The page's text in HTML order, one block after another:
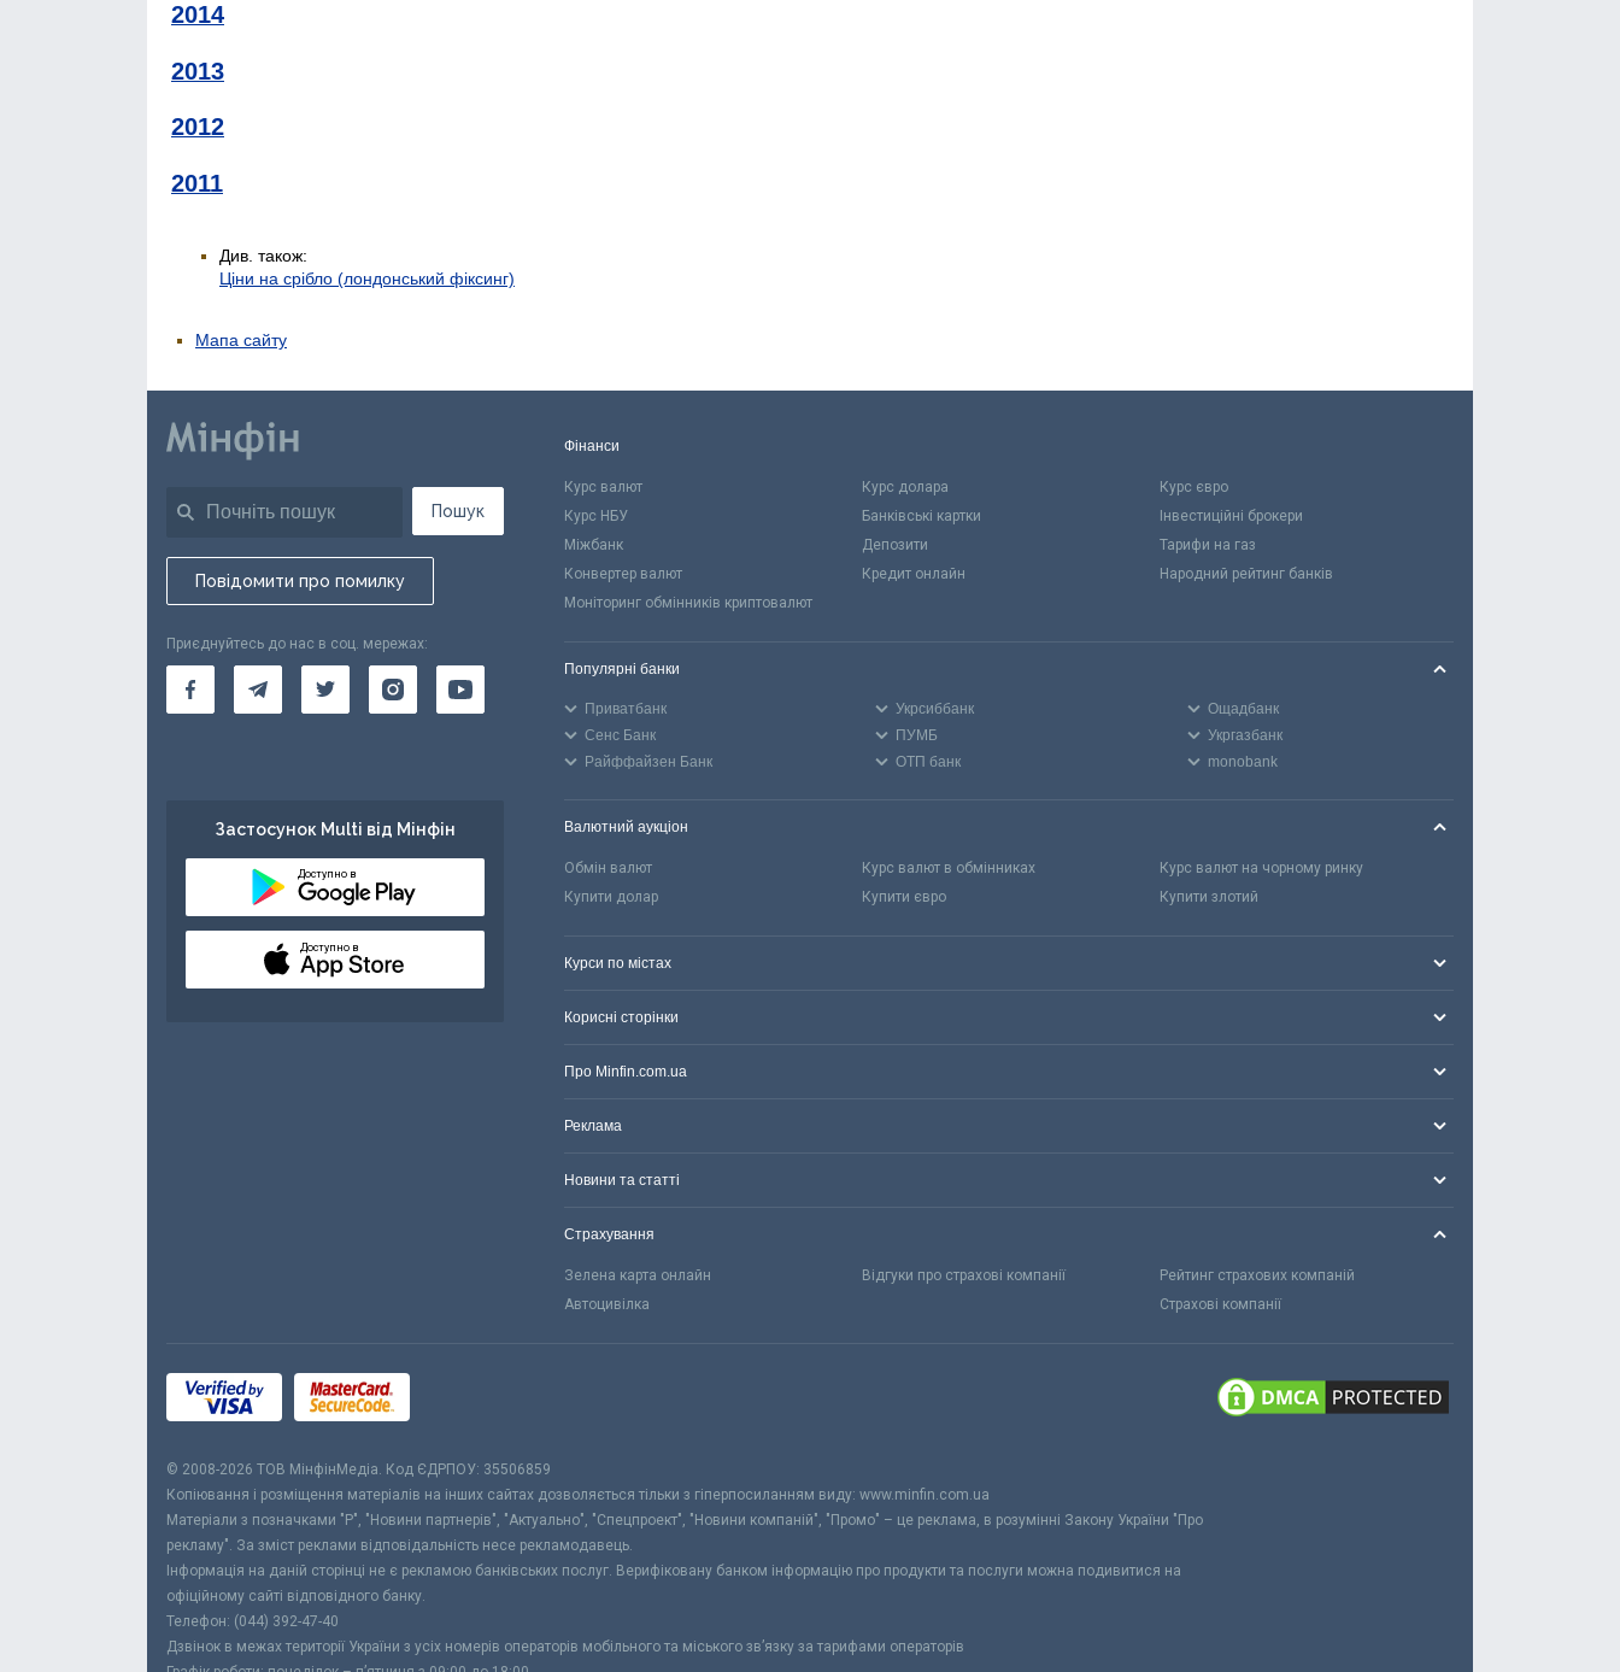
2014
2013
2012
2011
Див. також:
Ціни на срібло (лондонський фіксинг)
Мапа сайту
Пошук
Повідомити про помилку
Приєднуйтесь до нас в соц. мережах:
Застосунок Multi від Мінфін
Доступно в
Доступно в
Фінанси
Курс валют Курс долара
Курс євро
Курс НБУ
Банківські картки
Інвестиційні брокери
Міжбанк
Депозити
Тарифи на газ
Конвертер валют
Кредит онлайн
Народний рейтинг банків
Моніторинг обмінників криптовалют
Популярні банки
Приватбанк Укрсиббанк
Ощадбанк
Сенс Банк
ПУМБ
Укргазбанк
Райффайзен Банк
ОТП банк monobank
Валютний аукціон
Обмін валют Курс валют в обмінниках
Курс валют на чорному ринку
Купити долар
Купити євро Купити злотий
Курси по містах
Корисні сторінки
Про Minfin.com.ua
Реклама
Новини та статті
Страхування
Зелена карта онлайн Відгуки про страхові компанії
Рейтинг страхових компаній
Автоцивілка
Страхові компанії
© 2008-2026 ТОВ МiнфiнМедiа. Код ЄДРПОУ: 35506859
Копіювання і розміщення матеріалів на інших сайтах дозволяється тільки з гіперпосиланням виду: www.minfin.com.ua
Матеріали з позначками "Р", "Новини партнерів", "Актуально", "Спецпроект", "Новини компаній", "Промо" – це реклама, в розумінні Закону України "Про
рекламу". За зміст реклами відповідальність несе рекламодавець.
Інформація на даній сторінці не є рекламою банківських послуг. Верифіковану банком інформацію про продукти та послуги можна подивитися на
офіційному сайті відповідного банку.
Телефон: (044) 392-47-40
Дзвінок в межах території України з усіх номерів операторів мобільного та міського зв’язку за тарифами операторів